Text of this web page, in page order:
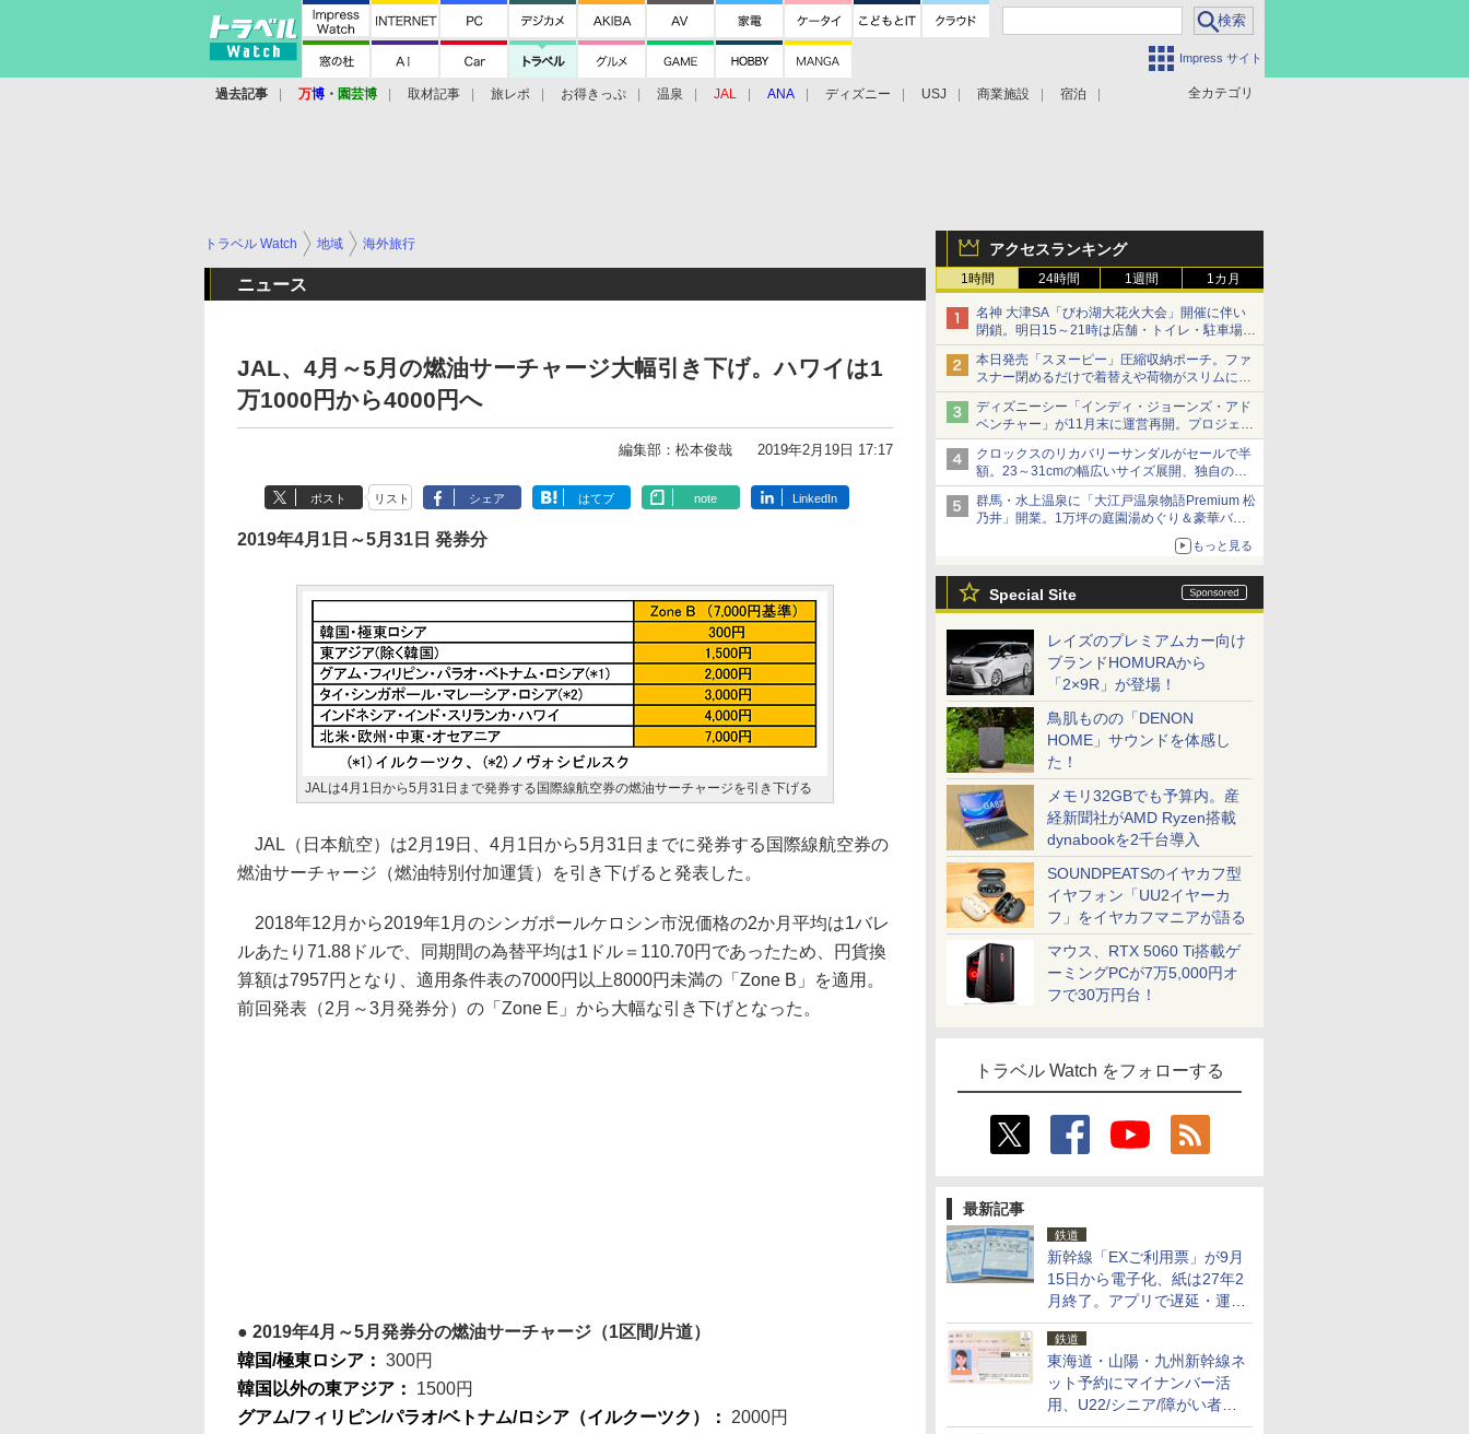
Impress サイト
全カテゴリ
過去記事 万博 ・ 園芸博 取材記事 旅レポ お得きっぷ 温泉 JAL ANA ディズニー USJ 商業施設 宿泊
アクセスランキング
1時間 24時間 1週間 1カ月
名神 大津SA「びわ湖大花火大会」開催に伴い
閉鎖。明日15～21時は店舗・トイレ・駐車場の
利用不可
本日発売「スヌーピー」圧縮収納ポーチ。ファ
スナー閉めるだけで着替えや荷物がスリムにま
とまる
ディズニーシー「インディ・ジョーンズ・アド
ベンチャー」が11月末に運営再開。プロジェク
ションマッピングを追加、DPAは1500円
クロックスのリカバリーサンダルがセールで半
額。23～31cmの幅広いサイズ展開、独自のク
ッション素材を採用
群馬・水上温泉に「大江戸温泉物語Premium 松
乃井」開業。1万坪の庭園湯めぐり＆豪華バイ
もっと見る
Special Site
レイズのプレミアムカー向け
ブランドHOMURAから
「2×9R」が登場！
鳥肌ものの「DENON
HOME」サウンドを体感し
た！
メモリ32GBでも予算内。産
経新聞社がAMD Ryzen搭載
dynabookを2千台導入
SOUNDPEATSのイヤカフ型
イヤフォン「UU2イヤーカ
フ」をイヤカフマニアが語る
マウス、RTX 5060 Ti搭載ゲ
ーミングPCが7万5,000円オ
フで30万円台！
トラベル Watch をフォローする
最新記事
鉄道
新幹線「EXご利用票」が9月
15日から電子化、紙は27年2
月終了。アプリで遅延・運休
も確認可能に
鉄道
東海道・山陽・九州新幹線ネ
ット予約にマイナンバー活
用、U22/シニア/障がい者割
を9月15日から発売
トラベル Watch 地域 海外旅行
ニュース
JAL、4月～5月の燃油サーチャージ大幅引き下げ。ハワイは1
万1000円から4000円へ
編集部：松本俊哉 2019年2月19日 17:17
ポスト リスト シェア はてブ note LinkedIn
2019年4月1日～5月31日 発券分
JALは4月1日から5月31日まで発券する国際線航空券の燃油サーチャージを引き下げる
JAL（日本航空）は2月19日、4月1日から5月31日までに発券する国際線航空券の
燃油サーチャージ（燃油特別付加運賃）を引き下げると発表した。
2018年12月から2019年1月のシンガポールケロシン市況価格の2か月平均は1バレ
ルあたり71.88ドルで、同期間の為替平均は1ドル＝110.70円であったため、円貨換
算額は7957円となり、適用条件表の7000円以上8000円未満の「Zone B」を適用。
前回発表（2月～3月発券分）の「Zone E」から大幅な引き下げとなった。
2019年4月～5月発券分の燃油サーチャージ（1区間/片道）
韓国/極東ロシア： 300円
韓国以外の東アジア： 1500円
グアム/フィリピン/パラオ/ベトナム/ロシア（イルクーツク）： 2000円